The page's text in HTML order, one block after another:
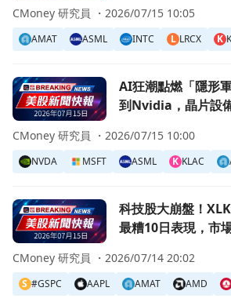
AMAT ASML INTC L LRCX K
CMoney 研究員 ・ 2026/07/15 10:05
前往AI狂潮點燃「隱形軍火庫」：從
AI狂潮點燃「隱形
到Nvidia，晶片設
NVDA MSFT ASML K KLAC
CMoney 研究員 ・ 2026/07/15 10:00
前往科技股大崩盤！XLK創下自2002
科技股大崩盤！
最糟10日表現，市
S #GSPC AAPL AMAT AMD
CMoney 研究員 ・ 2026/07/14 20:02